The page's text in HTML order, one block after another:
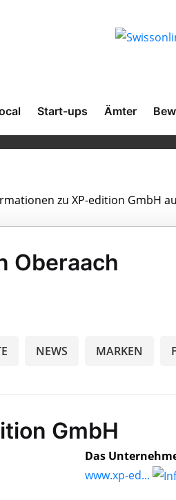
Start-ups Ämter
zu XP-edition GmbH
Oberaach
NEWS MARKEN
GmbH
Das
www.xp-ed...